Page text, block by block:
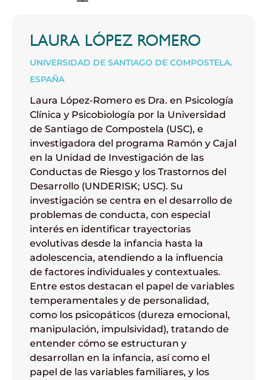
LAURA LÓPEZ ROMERO
UNIVERSIDAD DE SANTIAGO DE COMPOSTELA.
ESPAÑA
Laura López-Romero es Dra. en Psicología
Clínica y Psicobiología por la Universidad
de Santiago de Compostela (USC), e
investigadora del programa Ramón y Cajal
en la Unidad de Investigación de las
Conductas de Riesgo y los Trastornos del
Desarrollo (UNDERISK; USC). Su
investigación se centra en el desarrollo de
problemas de conducta, con especial
interés en identificar trayectorias
evolutivas desde la infancia hasta la
adolescencia, atendiendo a la influencia
de factores individuales y contextuales.
Entre estos destacan el papel de variables
temperamentales y de personalidad,
como los psicopáticos (dureza emocional,
manipulación, impulsividad), tratando de
entender cómo se estructuran y
desarrollan en la infancia, así como el
papel de las variables familiares, y los